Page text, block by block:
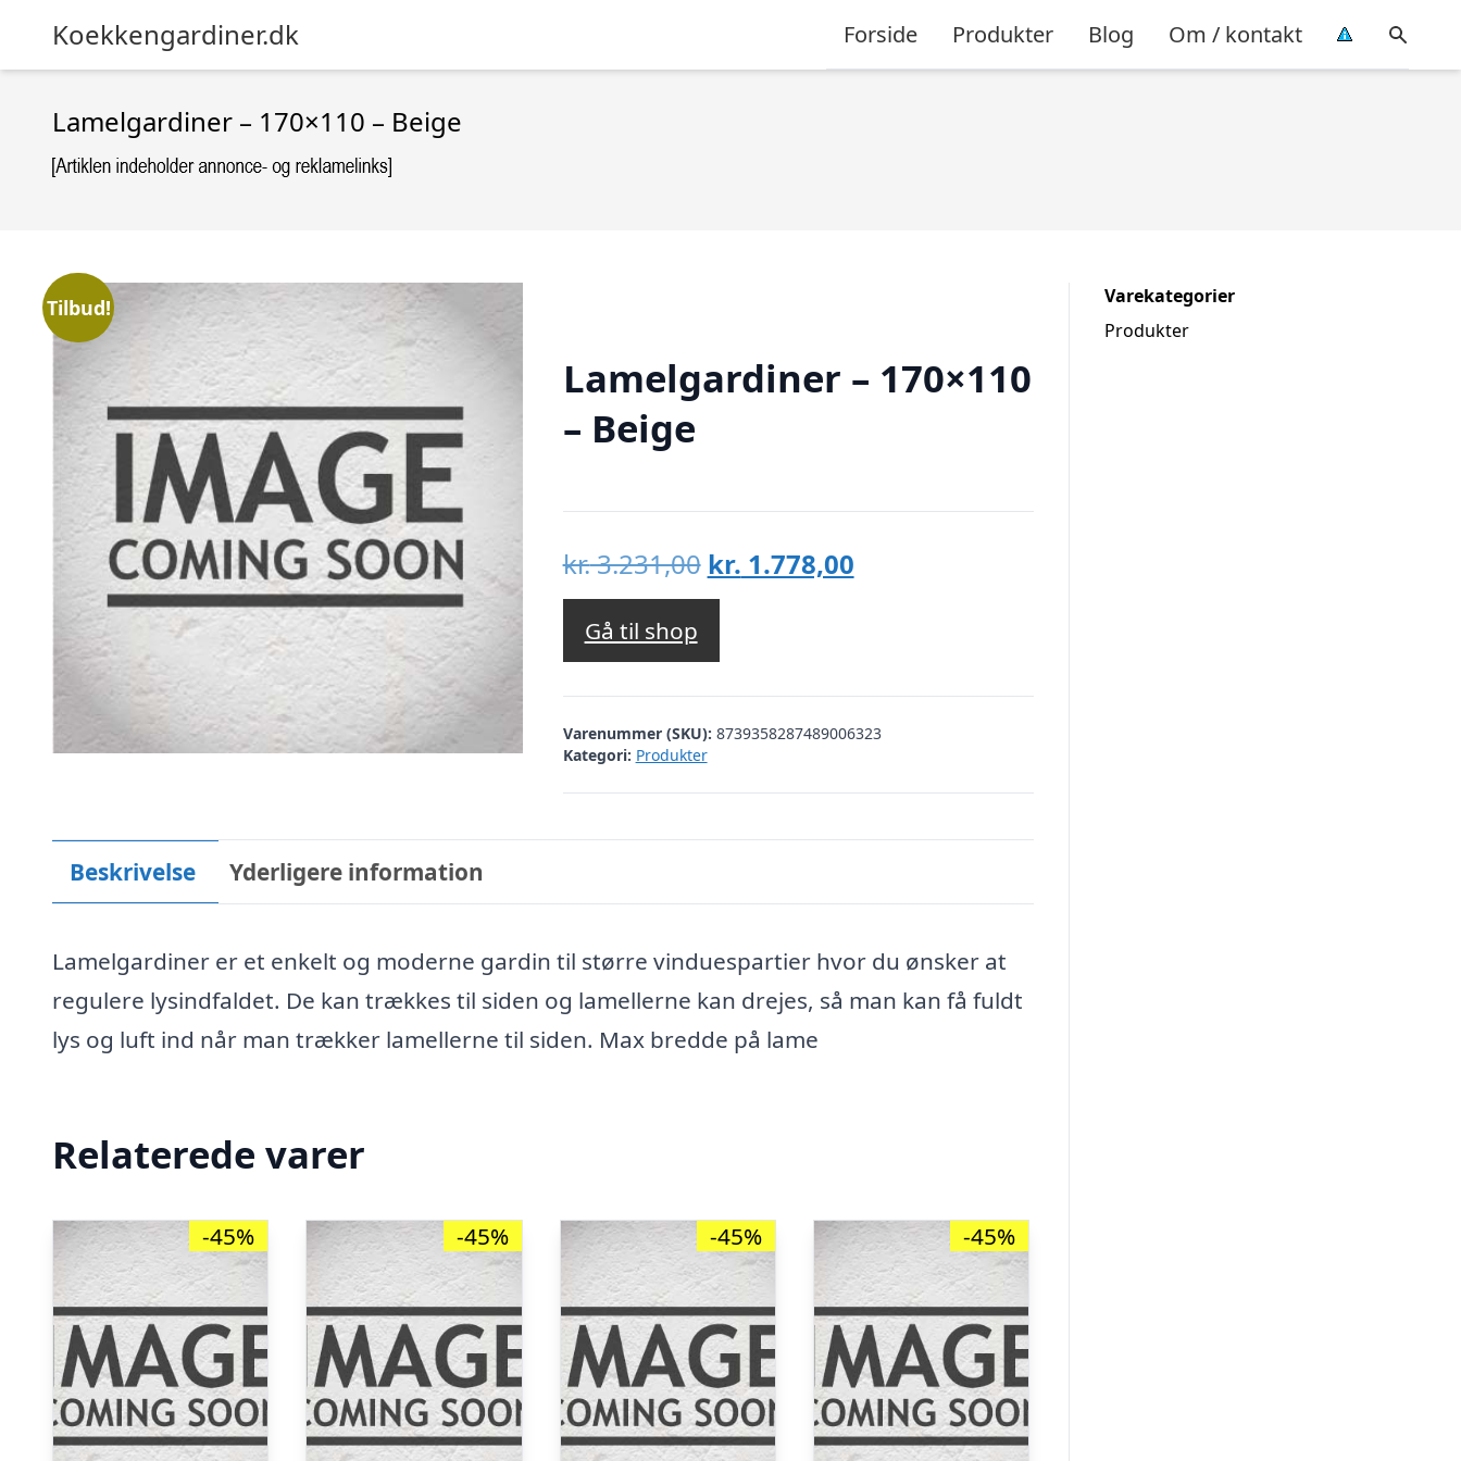
Koekkengardiner.dk Forside Produkter Blog Om / kontakt
Lamelgardiner – 170×110 – Beige
Tilbud!
Lamelgardiner – 170×110
– Beige
kr.3.231,00 Den
oprindelige
var:
kr. 3.231,00.
kr. 1.778,00Den
kr. 1.778,00.
Gå til shop
Varenummer (SKU): 8739358287489006323
Kategori: Produkter
Beskrivelse Yderligere information
Lamelgardiner er et enkelt og moderne gardin til større vinduespartier hvor du ønsker at
regulere lysindfaldet. De kan trækkes til siden og lamellerne kan drejes, så man kan få fuldt
lys og luft ind når man trækker lamellerne til siden. Max bredde på lame
Relaterede varer
-45% -45% -45% -45%
Varekategorier
Produkter